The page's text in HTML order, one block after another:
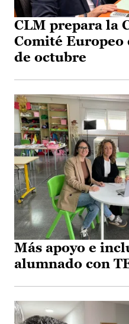
CLM prepara la
Comité Europeo
de octubre
Más apoyo e
alumnado con